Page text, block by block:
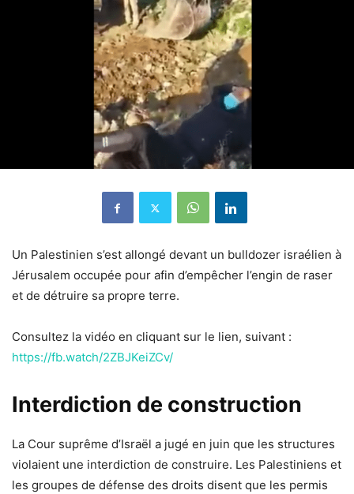
Un Palestinien s’est allongé devant un bulldozer israélien à
Jérusalem occupée pour afin d’empêcher l’engin de raser
et de détruire sa propre terre.
Consultez la vidéo en cliquant sur le lien, suivant :
https://fb.watch/2ZBJKeiZCv/
Interdiction de construction
La Cour suprême d’Israël a jugé en juin que les structures
violaient une interdiction de construire. Les Palestiniens et
les groupes de défense des droits disent que les permis